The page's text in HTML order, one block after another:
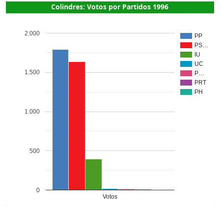
Colindres: Votos por Partidos 1996
PP
PS…
IU
UC
P…
PRT
PH
Votos
0
500
1.000
1.500
2.000